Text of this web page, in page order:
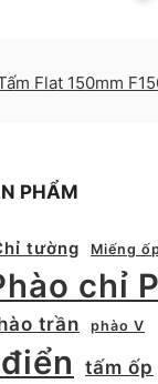
Flat 150mm
PHẨM
tường Miếng
chỉ
trần phào V
tấm ốp